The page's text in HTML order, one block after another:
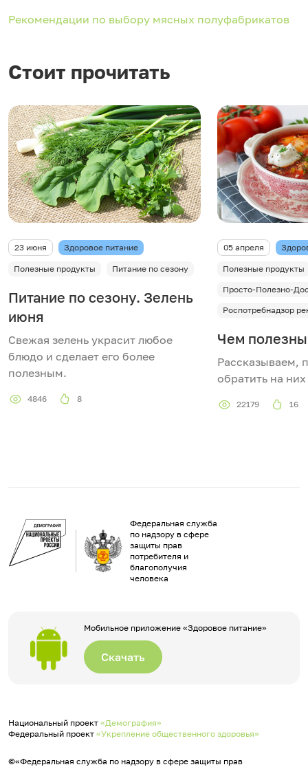
Рекомендации по выбору мясных полуфабрикатов
Стоит прочитать
23 июня Здоровое питание
Полезные продукты Питание по сезону
Питание по сезону. Зелень
июня
Свежая зелень украсит любое
блюдо и сделает его более
полезным.
4846 8
05 апреля
Полезные продукты
Просто-Полезно-
Роспотребнадзор
Чем
Рассказываем,
обратить на
22179 16
Федеральная служба
по надзору в сфере
защиты прав
потребителя и
благополучия
человека
Мобильное приложение «Здоровое питание»
Скачать
Национальный проект «Демография»
Федеральный проект «Укрепление общественного здоровья»
©«Федеральная служба по надзору в сфере защиты прав